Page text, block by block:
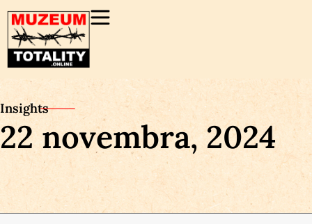
Insights
22 novembra, 2024